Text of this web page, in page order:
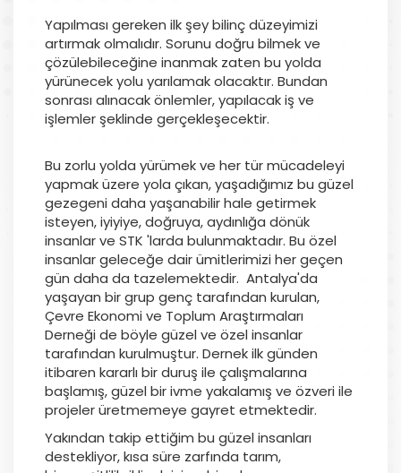
Yapılması gereken ilk şey bilinç düzeyimizi
artırmak olmalıdır. Sorunu doğru bilmek ve
çözülebileceğine inanmak zaten bu yolda
yürünecek yolu yarılamak olacaktır. Bundan
sonrası alınacak önlemler, yapılacak iş ve
işlemler şeklinde gerçekleşecektir.
Bu zorlu yolda yürümek ve her tür mücadeleyi
yapmak üzere yola çıkan, yaşadığımız bu güzel
gezegeni daha yaşanabilir hale getirmek
isteyen, iyiyiye, doğruya, aydınlığa dönük
insanlar ve STK 'larda bulunmaktadır. Bu özel
insanlar geleceğe dair ümitlerimizi her geçen
gün daha da tazelemektedir. Antalya'da
yaşayan bir grup genç tarafından kurulan,
Çevre Ekonomi ve Toplum Araştırmaları
Derneği de böyle güzel ve özel insanlar
tarafından kurulmuştur. Dernek ilk günden
itibaren kararlı bir duruş ile çalışmalarına
başlamış, güzel bir ivme yakalamış ve özveri ile
projeler üretmemeye gayret etmektedir.
Yakından takip ettiğim bu güzel insanları
destekliyor, kısa süre zarfında tarım,